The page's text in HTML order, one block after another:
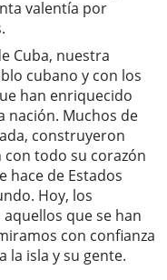
valentía por
Cuba, nuestra
cubano y con los
han enriquecido
nación. Muchos de
construyeron
todo su corazón
hace de Estados
Hoy, los
que se han
con confianza
la isla y su gente.